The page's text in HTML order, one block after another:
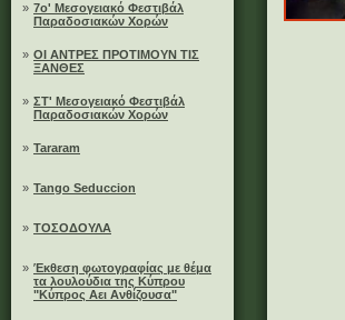
» 7ο' Μεσογειακό Φεστιβάλ
Παραδοσιακών Χορών
» ΟΙ ΑΝΤΡΕΣ ΠΡΟΤΙΜΟΥΝ ΤΙΣ
ΞΑΝΘΕΣ
» ΣΤ' Μεσογειακό Φεστιβάλ
Παραδοσιακών Χορών
» Tararam
» Tango Seduccion
» ΤΟΣΟΔΟΥΛΑ
» Έκθεση φωτογραφίας με θέμα
τα λουλούδια της Κύπρου
"Κύπρος Αει Ανθίζουσα"